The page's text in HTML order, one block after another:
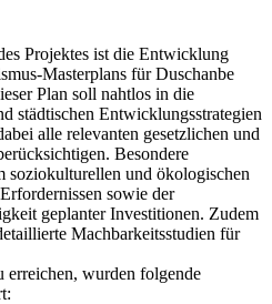
Projektes ist die Entwicklung
Masterplans für Duschanbe
Plan soll nahtlos in die
städtischen Entwicklungsstrategien
alle relevanten gesetzlichen und
Besondere
soziokulturellen und ökologischen
sowie der
geplanter Investitionen. Zudem
Machbarkeitsstudien für
erreichen, wurden folgende